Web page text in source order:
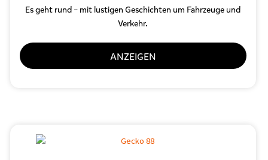
Es geht rund – mit lustigen Geschichten um Fahrzeuge und
Verkehr.
ANZEIGEN